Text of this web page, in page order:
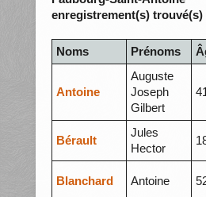
enregistrement(s) trouvé(s)
Noms Prénoms
Antoine
Auguste
Joseph
Gilbert
Bérault
Jules
Hector
Blanchard Antoine